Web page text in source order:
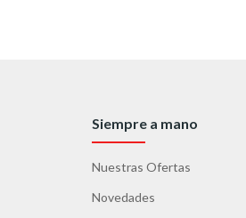
Siempre a mano
Nuestras Ofertas
Novedades